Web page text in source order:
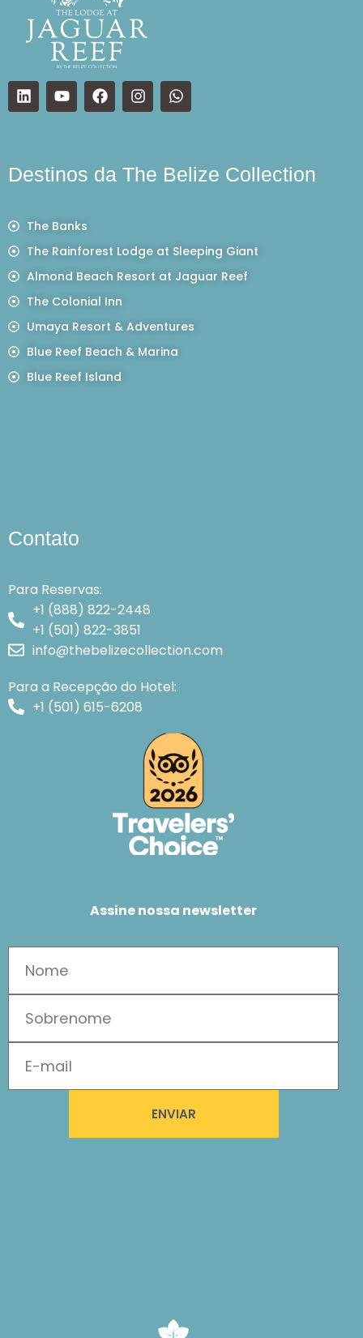
Destinos da The Belize Collection
The Banks
The Rainforest Lodge at Sleeping Giant
Almond Beach Resort at Jaguar Reef
The Colonial Inn
Umaya Resort & Adventures
Blue Reef Beach & Marina
Blue Reef Island
Contato
Para Reservas:
+1 (888) 822-2448
+1 (501) 822-3851
info@thebelizecollection.com
Para a Recepção do Hotel:
+1 (501) 615-6208
Assine nossa newsletter
ENVIAR